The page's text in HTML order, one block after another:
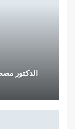
الدكتور